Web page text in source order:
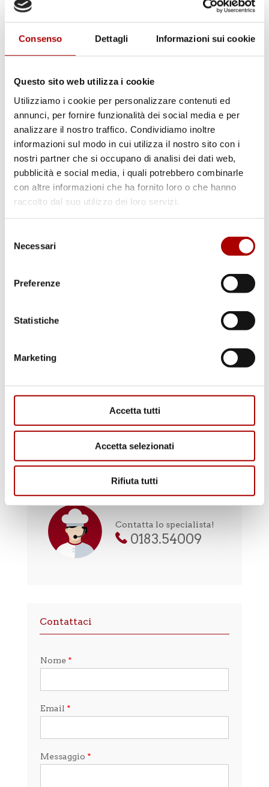
Consenso Dettagli Informazioni sui cookie
Questo sito web utilizza i cookie
Utilizziamo i cookie per personalizzare contenuti ed
annunci, per fornire funzionalità dei social media e per
analizzare il nostro traffico. Condividiamo inoltre
informazioni sul modo in cui utilizza il nostro sito con i
nostri partner che si occupano di analisi dei dati web,
pubblicità e social media, i quali potrebbero combinarle
con altre informazioni che ha fornito loro o che hanno
raccolto dal suo utilizzo dei loro servizi.
delNecessari
Preferenze
Statistiche
Marketing
Accetta tutti
Accetta selezionati
Rifiuta tutti
Scheda prodotto
Il macellaio risponde
Contatta lo specialista!
0183.54009
Contattaci
Nome *
Email *
Messaggio *